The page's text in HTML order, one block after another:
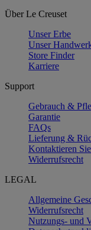
Über Le Creuset
Unser Erbe
Unser
Store Finder
Karriere
Support
Gebrauch &
Garantie
FAQs
Lieferung &
Kontaktieren
Widerrufsrecht
LEGAL
Allgemeine
Widerrufsrecht
Nutzungs- und